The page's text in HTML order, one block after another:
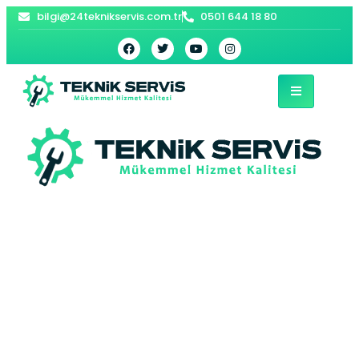
bilgi@24teknikservis.com.tr 0501 644 18 80